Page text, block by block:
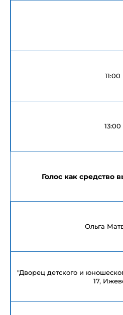
11:00
13:00
Голос как средство
Ольга
"Дворец детского и
17,